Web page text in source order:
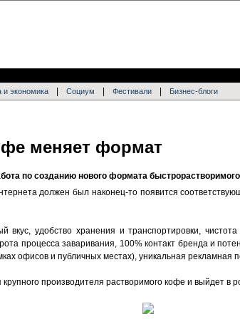
и экономика Социум Фестивали Бизнес-блоги
меняет формат
по созданию нового формата
должен был наконец-то появится
удобство хранения и транспортировки,
процесса заваривания, 100% контакт бренда и
офисов и публичных местах), уникальная рекламная
производителя растворимого кофе и выйдет в